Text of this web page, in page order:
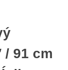
/ 91 cm